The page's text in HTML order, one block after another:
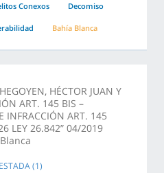
Conexos Decomiso
Bahía Blanca
HÉCTOR JUAN Y
ART. 145 BIS –
INFRACCIÓN ART. 145
LEY 26.842” 04/2019
(1)